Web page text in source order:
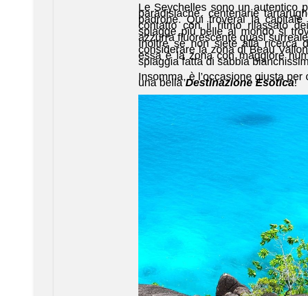
Le Seychelles sono un autentico
paradisiache, centenarie
padrone. Qui troverai la
contatto con il ritmo rilassato
spiagge più belle al mondo si
azzurra fluorescente quasi
Inoltre se non siete alla ricerca
considerare la zona di Beau
essa è la zona con maggiore
spiaggia fatta di sabbia
Insomma, è l’occasione giusta
una bellaDestinazione Esotica!